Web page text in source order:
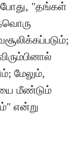
"தங்கள்
மேலும்,
மீண்டும்
என்று